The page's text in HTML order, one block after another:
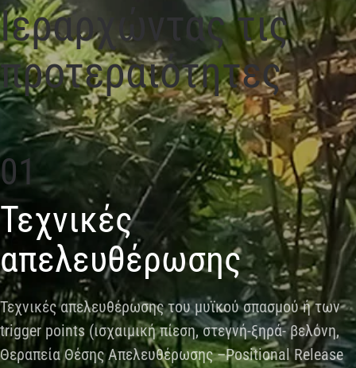
Ιεραρχώντας τις
προτεραιότητες
01
Τεχνικές
απελευθέρωσης
Τεχνικές απελευθέρωσης του μυϊκού σπασμού ή των
trigger points (ισχαιμική πίεση, στεγνή-ξηρά- βελόνη,
Θεραπεία Θέσης Απελευθέρωσης –Positional Release